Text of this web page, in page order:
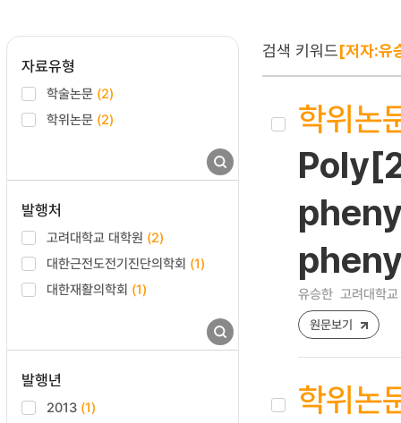
자료유형
학술논문 (2)
학위논문 (2)
발행처
고려대학교 대학원 (2)
대한근전도전기진단의학회 (1)
대한재활의학회 (1)
발행년
2013 (1)
검색 키워드[저자:유
학위논
유승한 고려대학
원문보기
학위논